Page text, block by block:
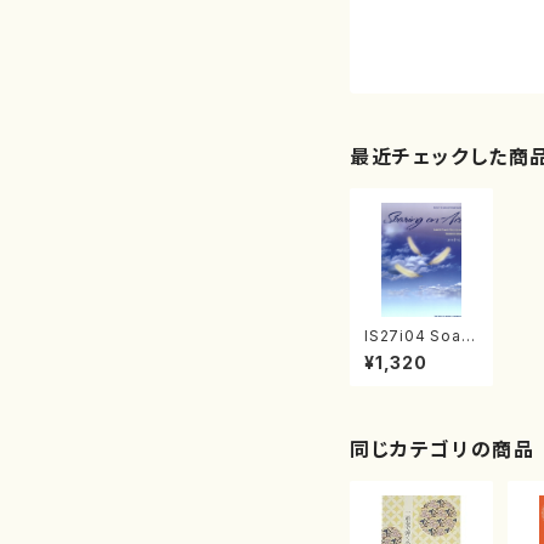
最近チェックした商
IS27i04 Soari
ng on Air（ピア
ノ/池田奈生子/
¥1,320
同じカテゴリの商品